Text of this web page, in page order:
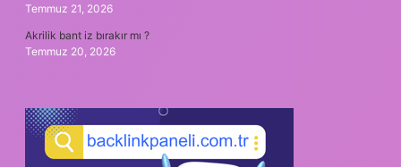
Temmuz 21, 2026
Akrilik bant iz bırakır mı ?
Temmuz 20, 2026